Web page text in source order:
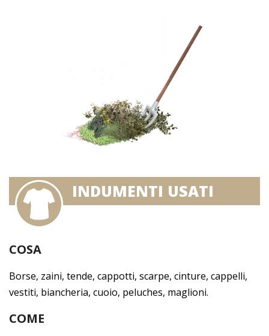
INDUMENTI USATI
COSA
Borse, zaini, tende, cappotti, scarpe, cinture, cappelli,
vestiti, biancheria, cuoio, peluches, maglioni.
COME